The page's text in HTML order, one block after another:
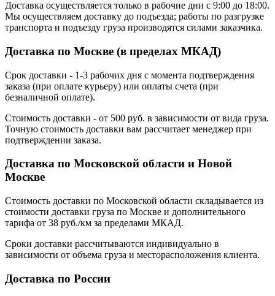
Доставка осуществляется только в рабочие дни с 9:00 до 18:00.
Мы осуществляем доставку до подъезда; работы по разгрузке
транспорта и подъезду груза производятся силами заказчика.
Доставка по Москве (в пределах МКАД)
Срок доставки - 1-3 рабочих дня с момента подтверждения
заказа (при оплате курьеру) или оплаты счета (при
безналичной оплате).
Стоимость доставки - от 500 руб. в зависимости от вида груза.
Точную стоимость доставки вам рассчитает менеджер при
подтверждении заказа.
Доставка по Московской области и Новой
Москве
Стоимость доставки по Московской области складывается из
стоимости доставки груза по Москве и дополнительного
тарифа от 38 руб./км за пределами МКАД.
Сроки доставки рассчитываются индивидуально в
зависимости от объема груза и месторасположения клиента.
Доставка по России